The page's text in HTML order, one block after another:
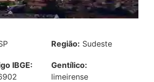
Região: Sudeste
IBGE:
Gentílico:
limeirense